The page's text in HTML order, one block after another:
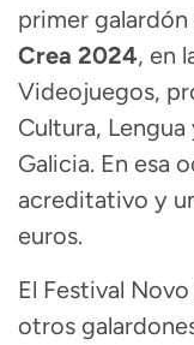
primer galardón
Crea 2024, en
Videojuegos,
Cultura,
Galicia. En esa
acreditativo y
euros.
El Festival
otros